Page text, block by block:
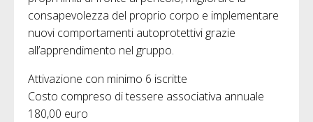
consapevolezza del proprio corpo e implementare
nuovi comportamenti autoprotettivi grazie
all’apprendimento nel gruppo.
Attivazione con minimo 6 iscritte
Costo compreso di tessere associativa annuale
180,00 euro